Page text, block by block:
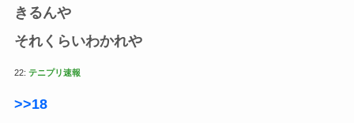
きるんや
それくらいわかれや
22: テニプリ速報
>>18